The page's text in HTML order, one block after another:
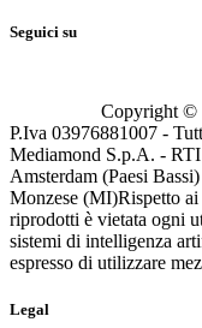
Seguici su
Copyright ©
P.Iva 03976881007 -
Mediamond S.p.A. -
Amsterdam (Paesi
Monzese (MI)Rispetto
riprodotti è vietata ogni
sistemi di intelligenza
espresso di utilizzare
Legal